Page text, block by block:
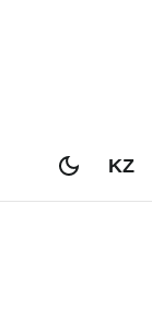
KZ